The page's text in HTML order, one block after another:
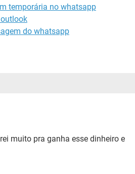
temporária no whatsapp
do whatsapp
muito pra ganha esse dinheiro e